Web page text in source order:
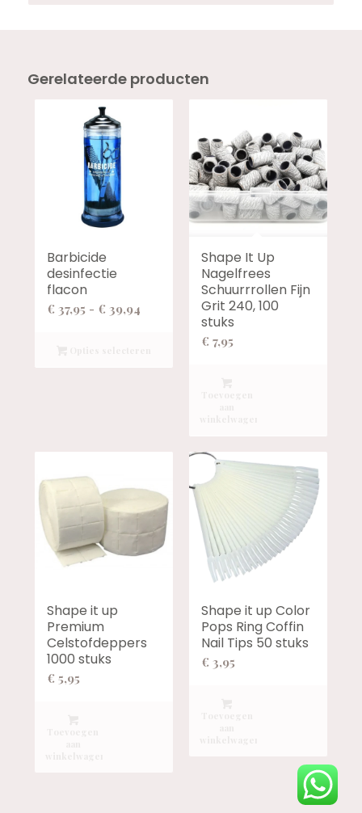
Gerelateerde producten
Barbicide
desinfectie
flacon
€ 37,95 - € 39,94 Prijsklasse:
Shape It Up
Nagelfrees
Schuurrrollen Fijn
Grit 240, 100
stuks
€ 7,95
Shape it up
Premium
Celstofdeppers
1000 stuks
€ 5,95
Shape it up Color
Pops Ring Coffin
Nail Tips 50 stuks
€ 3,95